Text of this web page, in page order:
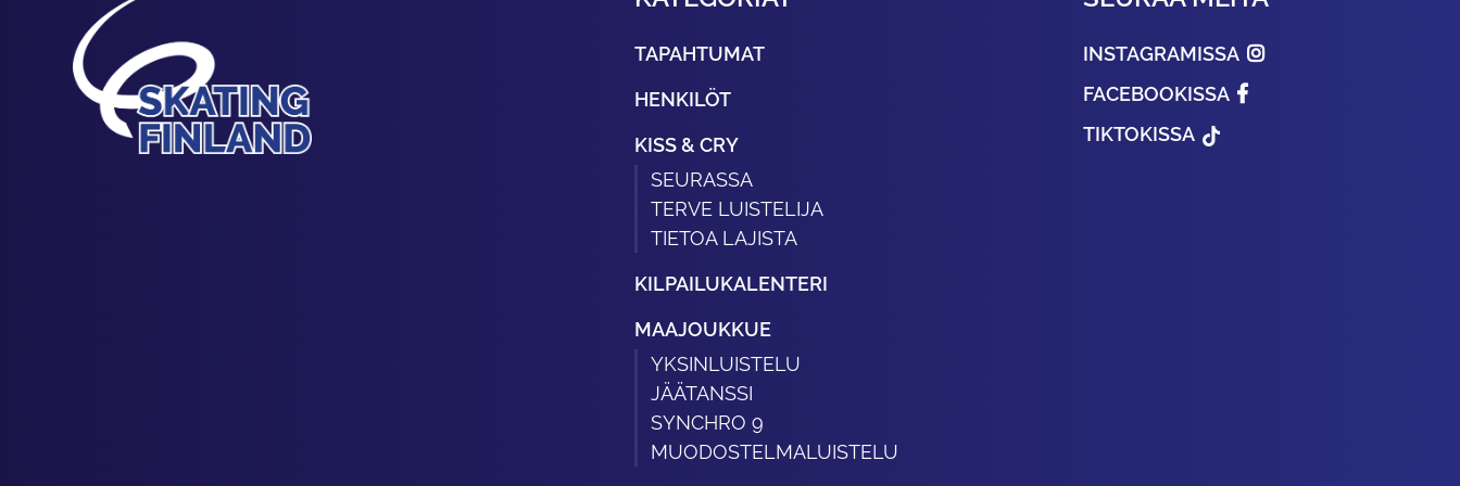
TAPAHTUMAT
HENKILÖT
KISS & CRY
SEURASSA
TERVE LUISTELIJA
TIETOA LAJISTA
KILPAILUKALENTERI
MAAJOUKKUE
YKSINLUISTELU
JÄÄTANSSI
SYNCHRO 9
MUODOSTELMALUISTELU
INSTAGRAMISSA
FACEBOOKISSA
TIKTOKISSA